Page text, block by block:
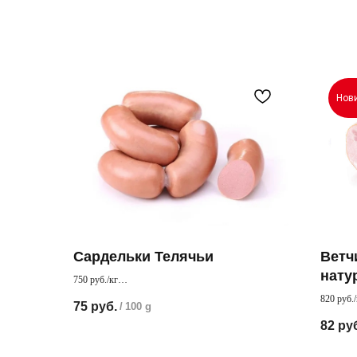
Сардельки Телячьи
750 руб./кг
75 руб. / 100 g
820
для
82